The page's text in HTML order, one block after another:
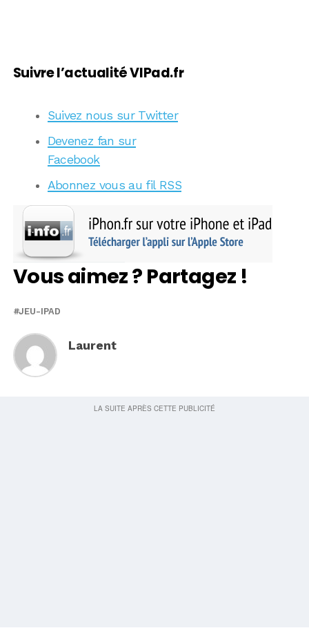
Suivre l’actualité VIPad.fr
Suivez nous sur Twitter
Devenez fan sur
Facebook
Abonnez vous au fil RSS
Vous aimez ? Partagez !
JEU-IPAD
Laurent